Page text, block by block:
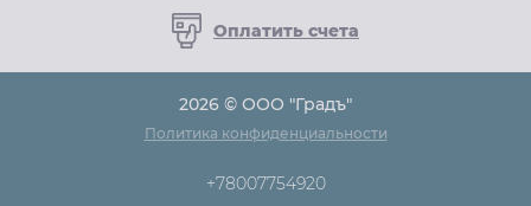
Оплатить счета
2026 © ООО "Градъ"
Политика конфиденциальности
+78007754920